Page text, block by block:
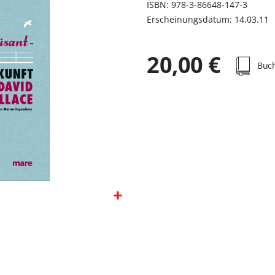
ISBN: 978-3-86648-147-3
Erscheinungsdatum: 14.03.11
20,00 €